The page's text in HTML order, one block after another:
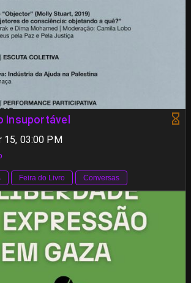
Insuportável
15, 03:00 PM
Feira do Livro Conversas